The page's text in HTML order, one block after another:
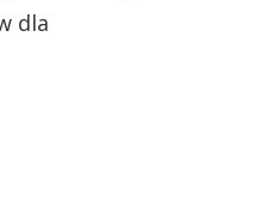
dla